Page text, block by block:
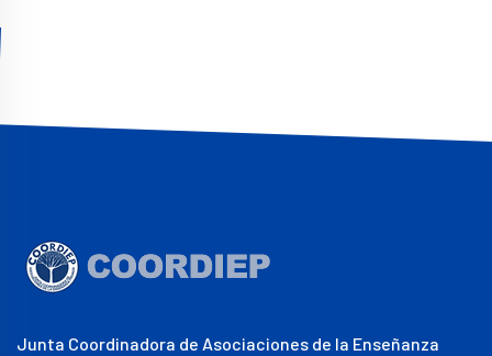
Junta Coordinadora de Asociaciones de la Enseñanza